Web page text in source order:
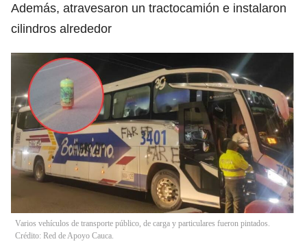
Además, atravesaron un tractocamión e instalaron
cilindros alrededor
Varios vehículos de transporte público, de carga y particulares fueron pintados.
Crédito: Red de Apoyo Cauca.